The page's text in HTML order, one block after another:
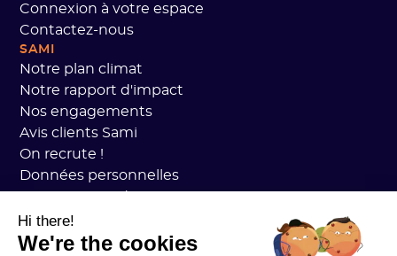
Connexion à votre espace
Contactez-nous
SAMI
Notre plan climat
Notre rapport d'impact
Nos engagements
Avis clients Sami
On recrute !
Données personnelles
Sécurité
État des services
Hi there!
We're the cookies